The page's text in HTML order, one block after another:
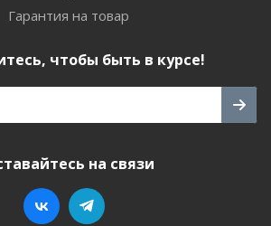
Гарантия на товар
чтобы быть в курсе!
на связи